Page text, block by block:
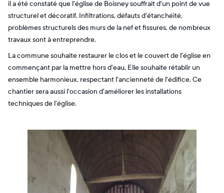
il a été constaté que l'église de Boisney souffrait d'un point de vue
structurel et décoratif. Infiltrations, défauts d'étanchéité,
problèmes structurels des murs de la nef et fissures, de nombreux
travaux sont à entreprendre.
La commune souhaite restaurer le clos et le couvert de l'église en
commençant par la mettre hors d'eau. Elle souhaite rétablir un
ensemble harmonieux, respectant l'ancienneté de l'édifice. Ce
chantier sera aussi l'occasion d'améliorer les installations
techniques de l'église.